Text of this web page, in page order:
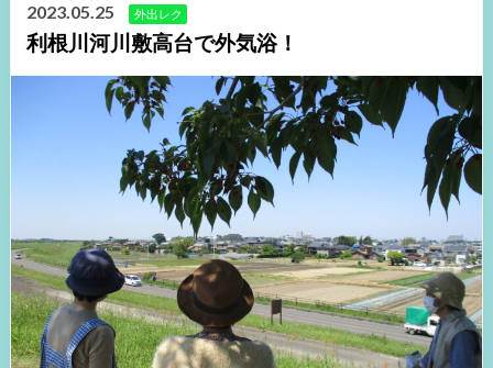
2023.05.25 外出レク
利根川河川敷高台で外気浴！